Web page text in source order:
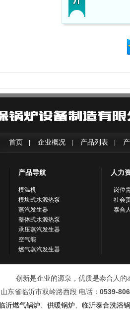
首页 企业概况| 产品列表
产品导航
模温机
模块式水源热泵
蒸汽发生器
整体式水源热泵
承压蒸汽发生器
空气能
燃气蒸汽发生器
人力
岗位
社会
泰合
创新是企业的源泉，优质是泰合人
东省临沂市双岭路西段 电话： 0539-
沂燃气锅炉 供暖锅炉 临沂泰合洗浴